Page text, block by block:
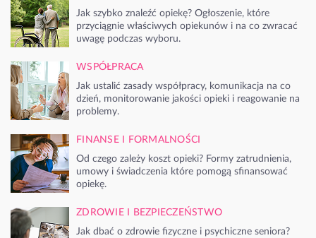
Jak szybko znaleźć opiekę? Ogłoszenie, które
przyciągnie właściwych opiekunów i na co zwracać
uwagę podczas wyboru.
WSPÓŁPRACA
Jak ustalić zasady współpracy, komunikacja na co
dzień, monitorowanie jakości opieki i reagowanie na
problemy.
FINANSE I FORMALNOŚCI
Od czego zależy koszt opieki? Formy zatrudnienia,
umowy i świadczenia które pomogą sfinansować
opiekę.
ZDROWIE I BEZPIECZEŃSTWO
Jak dbać o zdrowie fizyczne i psychiczne seniora?